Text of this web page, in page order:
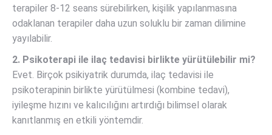
terapiler 8-12 seans sürebilirken, kişilik yapılanmasına
odaklanan terapiler daha uzun soluklu bir zaman dilimine
yayılabilir.
2. Psikoterapi ile ilaç tedavisi birlikte yürütülebilir mi?
Evet. Birçok psikiyatrik durumda, ilaç tedavisi ile
psikoterapinin birlikte yürütülmesi (kombine tedavi),
iyileşme hızını ve kalıcılığını artırdığı bilimsel olarak
kanıtlanmış en etkili yöntemdir.